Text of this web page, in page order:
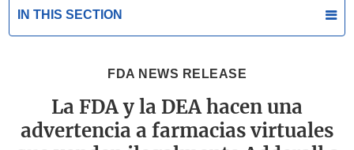
IN THIS SECTION
FDA NEWS RELEASE
La FDA y la DEA hacen una
advertencia a farmacias virtuales